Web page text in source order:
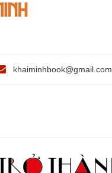
khaiminhbook@gmail.com